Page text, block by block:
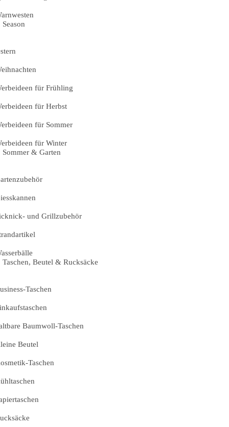
Season
für Frühling
für Herbst
für Sommer
für Winter
Sommer & Garten
und Grillzubehör
Taschen, Beutel & Rucksäcke
Taschen
Baumwoll-Taschen
Beutel
Taschen